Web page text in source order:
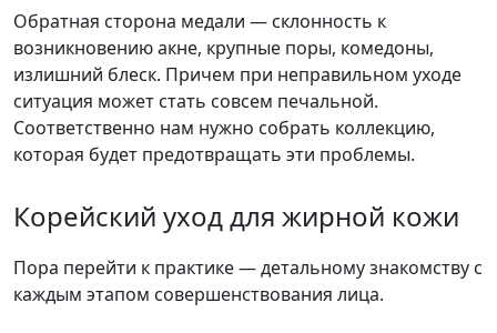
Обратная сторона медали — склонность к
возникновению акне, крупные поры, комедоны,
излишний блеск. Причем при неправильном уходе
ситуация может стать совсем печальной.
Соответственно нам нужно собрать коллекцию,
которая будет предотвращать эти проблемы.
Корейский уход для жирной кожи
Пора перейти к практике — детальному знакомству с
каждым этапом совершенствования лица.